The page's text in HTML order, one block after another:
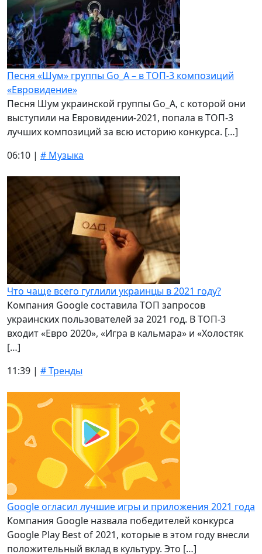
Песня «Шум» группы Go_A – в ТОП-3 композиций
«Евровидение»
Песня Шум украинской группы Go_A, с которой они
выступили на Евровидении-2021, попала в ТОП-3
лучших композиций за всю историю конкурса. […]
06:10 | # Музыка
Что чаще всего гуглили украинцы в 2021 году?
Компания Google составила ТОП запросов
украинских пользователей за 2021 год. В ТОП-3
входит «Евро 2020», «Игра в кальмара» и «Холостяк
[…]
11:39 | # Тренды
Google огласил лучшие игры и приложения 2021 года
Компания Google назвала победителей конкурса
Google Play Best of 2021, которые в этом году внесли
положительный вклад в культуру. Это […]